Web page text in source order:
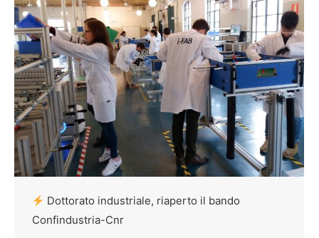
Dottorato industriale, riaperto il bando
Confindustria-Cnr